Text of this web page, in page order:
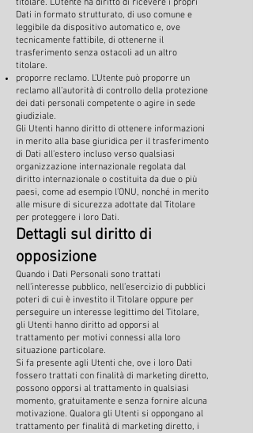
titolare. L’Utente ha diritto di ricevere i propri
Dati in formato strutturato, di uso comune e
leggibile da dispositivo automatico e, ove
tecnicamente fattibile, di ottenerne il
trasferimento senza ostacoli ad un altro
titolare.
proporre reclamo. L’Utente può proporre un
reclamo all’autorità di controllo della protezione
dei dati personali competente o agire in sede
giudiziale.
Gli Utenti hanno diritto di ottenere informazioni
in merito alla base giuridica per il trasferimento
di Dati all'estero incluso verso qualsiasi
organizzazione internazionale regolata dal
diritto internazionale o costituita da due o più
paesi, come ad esempio l’ONU, nonché in merito
alle misure di sicurezza adottate dal Titolare
per proteggere i loro Dati.
Dettagli sul diritto di
opposizione
Quando i Dati Personali sono trattati
nell’interesse pubblico, nell’esercizio di pubblici
poteri di cui è investito il Titolare oppure per
perseguire un interesse legittimo del Titolare,
gli Utenti hanno diritto ad opporsi al
trattamento per motivi connessi alla loro
situazione particolare.
Si fa presente agli Utenti che, ove i loro Dati
fossero trattati con finalità di marketing diretto,
possono opporsi al trattamento in qualsiasi
momento, gratuitamente e senza fornire alcuna
motivazione. Qualora gli Utenti si oppongano al
trattamento per finalità di marketing diretto, i